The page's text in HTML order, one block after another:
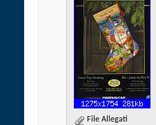
File Allegati